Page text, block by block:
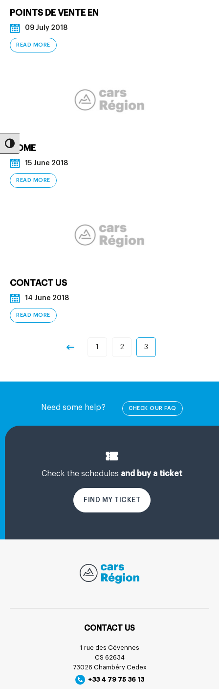
Toggle High Contrast
POINTS DE VENTE EN
09 July 2018
READ MORE
HOME
15 June 2018
READ MORE
CONTACT US
14 June 2018
READ MORE
1 2 3
Check the schedules and buy a ticket
FIND MY TICKET
Need some help? CHECK OUR FAQ
CONTACT US
1 rue des Cévennes
CS 62634
73026 Chambéry Cedex
+33 4 79 75 36 13